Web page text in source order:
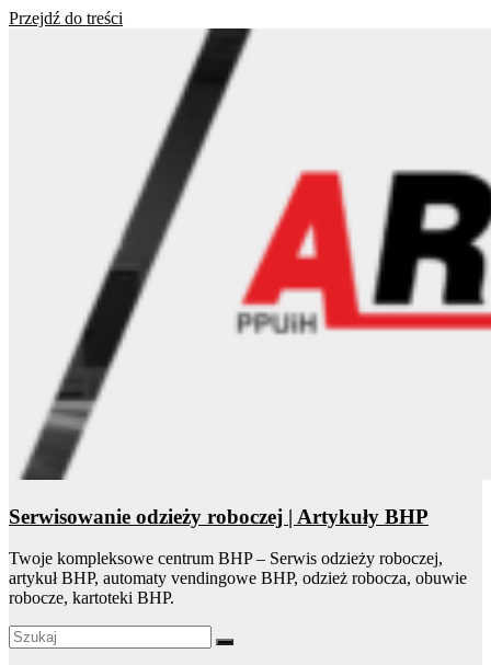
Przejdź do treści
Serwisowanie odzieży roboczej | Artykuły BHP
Twoje kompleksowe centrum BHP – Serwis odzieży roboczej,
artykuł BHP, automaty vendingowe BHP, odzież robocza, obuwie
robocze, kartoteki BHP.